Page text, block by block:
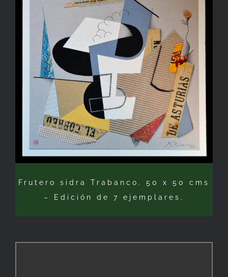
Frutero sidra Trabanco. 50 x 50 cms
– Edición de 7 ejemplares.